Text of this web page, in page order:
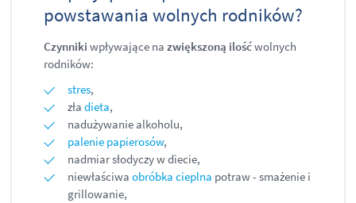
powstawania wolnych rodników?
Czynniki wpływające na zwiększoną ilośćwolnych
rodników:
stres,
zła dieta,
nadużywanie alkoholu,
palenie papierosów,
nadmiar słodyczy w diecie,
niewłaściwa obróbka cieplna potraw - smażenie i
grillowanie,